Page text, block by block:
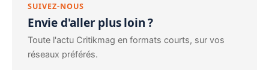
SUIVEZ-NOUS
Envie d'aller plus loin ?
Toute l'actu Critikmag en formats courts, sur vos
réseaux préférés.